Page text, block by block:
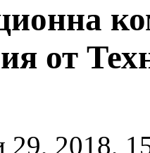
от
29, 2018,